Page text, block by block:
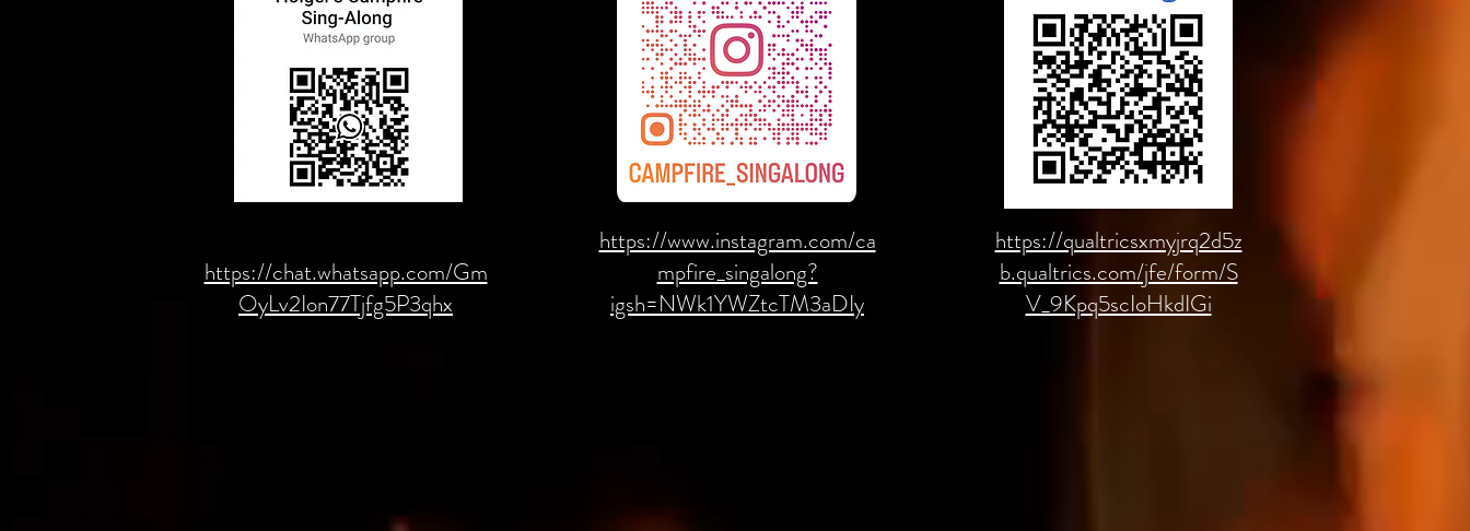
https://chat.whatsapp.com/Gm
OyLv2Ion77Tjfg5P3qhx
https://www.instagram.com/ca
mpfire_singalong?
igsh=NWk1YWZtcTM3aDIy
https://qualtricsxmyjrq2d5z
b.qualtrics.com/jfe/form/S
V_9Kpq5scIoHkdIGi